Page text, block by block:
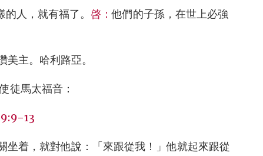
人，就有福了。 啓：他們的子孫，在世上必強
主。哈利路亞。
徒馬太福音：
13
着，就對他說：「來跟從我！」他就起來跟從